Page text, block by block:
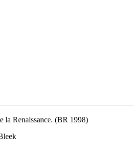
la Renaissance. (BR 1998)